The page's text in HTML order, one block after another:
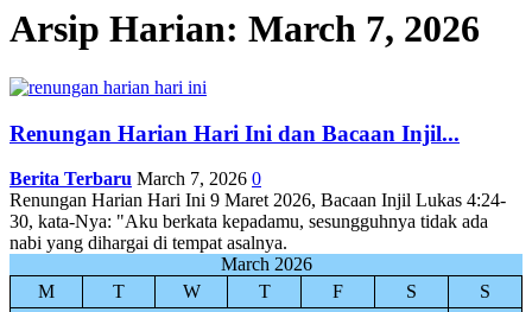
Arsip Harian: March 7, 2026
Renungan Harian Hari Ini dan Bacaan Injil...
Berita Terbaru March 7, 2026 0
Renungan Harian Hari Ini 9 Maret 2026, Bacaan Injil Lukas 4:24-
30, kata-Nya: "Aku berkata kepadamu, sesungguhnya tidak ada
nabi yang dihargai di tempat asalnya.
March 2026
M
T W T F S
S